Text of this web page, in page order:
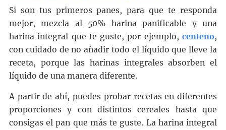
Si son tus primeros panes, para que te responda
mejor, mezcla al 50% harina panificable y una
harina integral que te guste, por ejemplo,centeno,
con cuidado de no añadir todo el líquido que lleve la
receta, porque las harinas integrales absorben el
líquido de una manera diferente.
A partir de ahí, puedes probar recetas en diferentes
proporciones y con distintos cereales hasta que
consigas el pan que más te guste. La harina integral